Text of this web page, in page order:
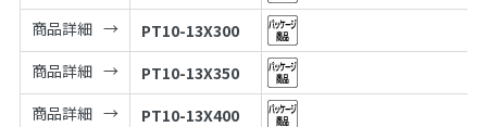
商品詳細
PT10-13X300
商品詳細
PT10-13X350
商品詳細
PT10-13X400